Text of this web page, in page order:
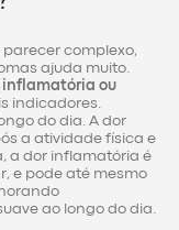
parecer complexo,
ajuda muito.
inflamatória ou
indicadores.
do dia. A dor
a atividade física e
a dor inflamatória é
e pode até mesmo
ao longo do dia.